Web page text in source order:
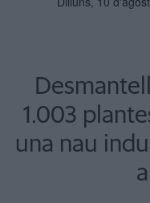
1.003
una nau